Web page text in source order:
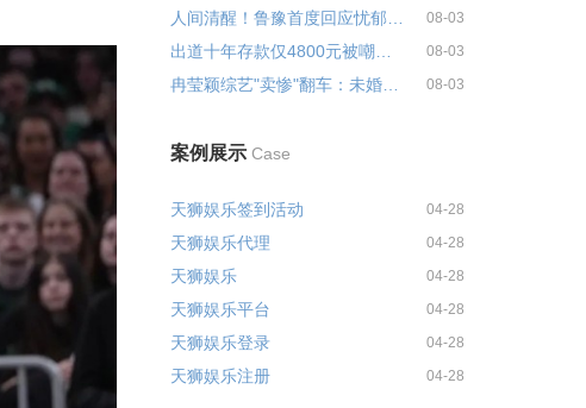
人间清醒！鲁豫首度回应忧郁症争... 08-03
08-03
冉莹颖综艺"卖惨"翻车：未婚先孕... 08-03
案例展示 Case
天狮娱乐签到活动 04-28
天狮娱乐代理 04-28
天狮娱乐 04-28
天狮娱乐平台 04-28
天狮娱乐登录 04-28
天狮娱乐注册 04-28